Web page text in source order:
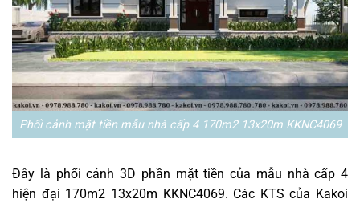
Phối cảnh mặt tiền mẫu nhà cấp 4 170m2 13x20m KKNC4069
Đây là phối cảnh 3D phần mặt tiền của mẫu nhà cấp 4
hiện đại 170m2 13x20m KKNC4069. Các KTS của Kakoi